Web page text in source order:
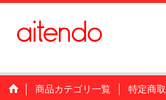
商品カテゴリ一覧 特定商